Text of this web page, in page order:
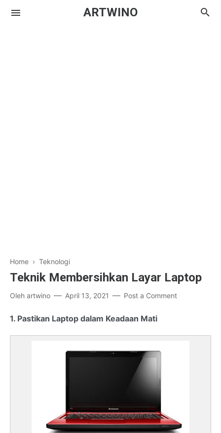
ARTWINO
Home › Teknologi
Teknik Membersihkan Layar Laptop
Oleh artwino April 13, 2021 Post a Comment
1. Pastikan Laptop dalam Keadaan Mati